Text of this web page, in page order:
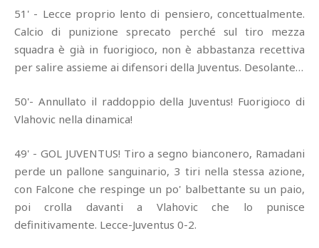
51' - Lecce proprio lento di pensiero, concettualmente.
Calcio di punizione sprecato perché sul tiro mezza
squadra è già in fuorigioco, non è abbastanza recettiva
per salire assieme ai difensori della Juventus. Desolante…
50'- Annullato il raddoppio della Juventus! Fuorigioco di
Vlahovic nella dinamica!
49' - GOL JUVENTUS! Tiro a segno bianconero, Ramadani
perde un pallone sanguinario, 3 tiri nella stessa azione,
con Falcone che respinge un po' balbettante su un paio,
poi crolla davanti a Vlahovic che lo punisce
definitivamente. Lecce-Juventus 0-2.